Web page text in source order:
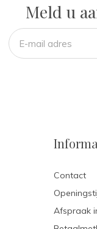
Meld u
Contact
Afspraak